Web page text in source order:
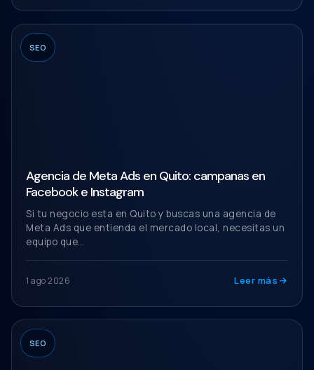
SEO
Agencia de Meta Ads en Quito: campanas en
Facebook e Instagram
Si tu negocio esta en Quito y buscas una agencia de
Meta Ads que entienda el mercado local, necesitas un
equipo que…
1 ago 2026 Leer más
SEO